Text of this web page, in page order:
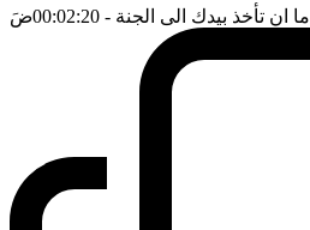
ما ان تأخذ بيدك الى الجنة - 00:02:20 ضَ